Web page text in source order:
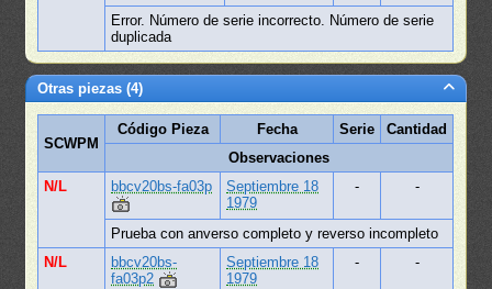
Error. Número de serie incorrecto. Número de serie
duplicada
Otras piezas (4)
SCWPM
Código Pieza Fecha Serie
Cantidad
Observaciones
N/L
bbcv20bs-fa03p
Septiembre 18
1979
- -
Prueba con anverso completo y reverso incompleto
N/L
bbcv20bs-
fa03p2
Septiembre 18
1979
- -